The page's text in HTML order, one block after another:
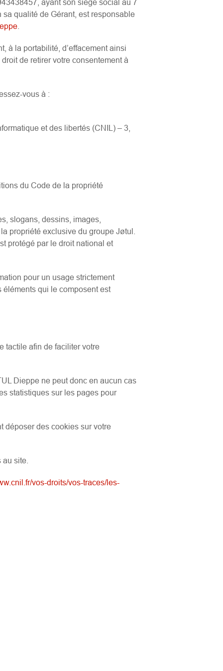
ayant son siège social au 7
qualité de Gérant, est responsable
à la portabilité, d’effacement ainsi
de retirer votre consentement à
vous à :
et des libertés (CNIL) – 3,
du Code de la propriété
slogans, dessins, images,
propriété exclusive du groupe Jøtul.
protégé par le droit national et
pour un usage strictement
éléments qui le composent est
tactile afin de faciliter votre
Dieppe ne peut donc en aucun cas
statistiques sur les pages pour
déposer des cookies sur votre
site.
vos-droits/vos-traces/les-